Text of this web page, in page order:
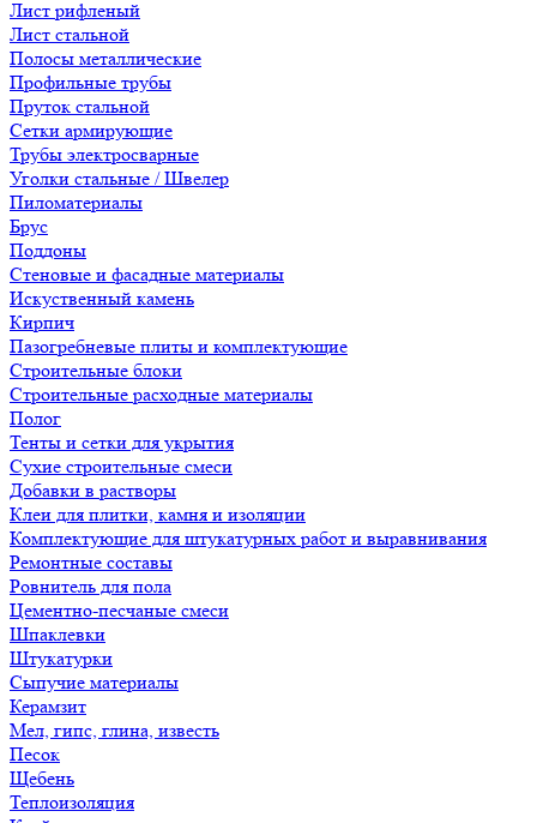
Лист рифленый
Лист стальной
Полосы металлические
Профильные трубы
Пруток стальной
Сетки армирующие
Трубы электросварные
Уголки стальные / Швелер
Пиломатериалы
Брус
Поддоны
Стеновые и фасадные материалы
Искуственный камень
Кирпич
Пазогребневые плиты и комплектующие
Строительные блоки
Строительные расходные материалы
Полог
Тенты и сетки для укрытия
Сухие строительные смеси
Добавки в растворы
Клеи для плитки, камня и изоляции
Комплектующие для штукатурных работ и выравнивания
Ремонтные составы
Ровнитель для пола
Цементно-песчаные смеси
Шпаклевки
Штукатурки
Сыпучие материалы
Керамзит
Мел, гипс, глина, известь
Песок
Щебень
Теплоизоляция